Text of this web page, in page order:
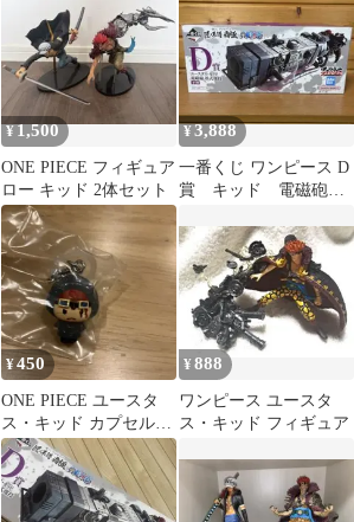
¥1,500
ONE PIECE フィギュア
ロー キッド 2体セット
¥3,888
一番くじ ワンピース D
賞 キッド 電磁砲
¥450
ONE PIECE ユースタ
ス・キッド カプセルト
イ フィギュア
¥888
ワンピース ユースタ
ス・キッド フィギュア